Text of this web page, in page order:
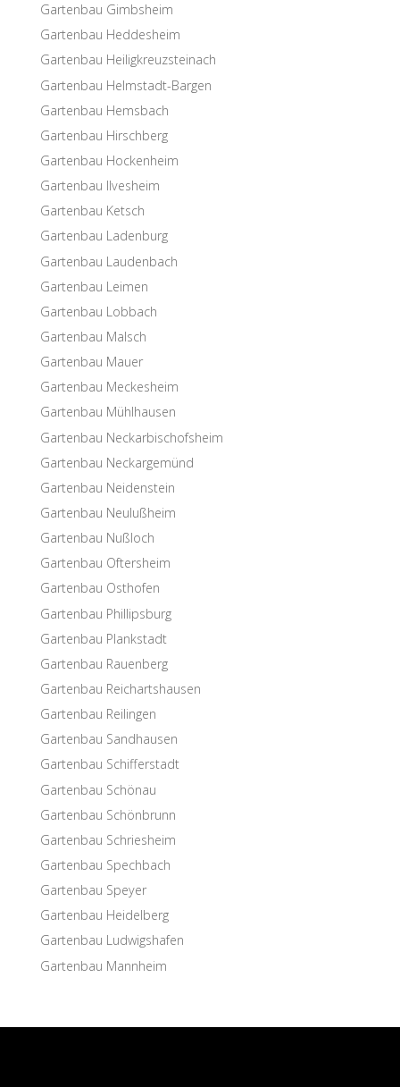
Garten­bau Gimbsheim
Garten­bau Heddesheim
Garten­bau Heiligkreuzsteinach
Garten­bau Helmstadt-Bargen
Garten­bau Hemsbach
Garten­bau Hirschberg
Garten­bau Hockenheim
Garten­bau Ilvesheim
Garten­bau Ketsch
Garten­bau Ladenburg
Garten­bau Laudenbach
Garten­bau Leimen
Garten­bau Lobbach
Garten­bau Malsch
Garten­bau Mauer
Garten­bau Meckesheim
Garten­bau Mühlhausen
Garten­bau Neckarbischofsheim
Garten­bau Neckargemünd
Garten­bau Neidenstein
Garten­bau Neulußheim
Garten­bau Nußloch
Garten­bau Oftersheim
Garten­bau Osthofen
Garten­bau Phillipsburg
Garten­bau Plankstadt
Garten­bau Rauenberg
Garten­bau Reichartshausen
Garten­bau Reilingen
Garten­bau Sandhausen
Garten­bau Schifferstadt
Garten­bau Schönau
Garten­bau Schönbrunn
Garten­bau Schriesheim
Garten­bau Spechbach
Garten­bau Speyer
Garten­bau Heidelberg
Garten­bau Ludwigshafen
Garten­bau Mannheim